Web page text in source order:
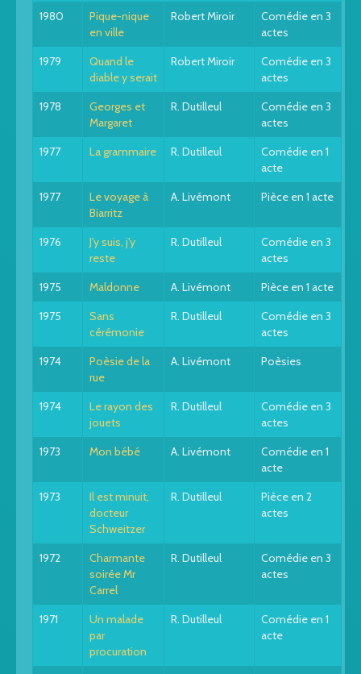
1980
Pique-nique
en ville
Robert Miroir
Comédie en 3
actes
1979
Quand le
diable y serait
Robert Miroir
Comédie en 3
actes
1978
Georges et
Margaret
R. Dutilleul
Comédie en 3
actes
1977
La grammaire R. Dutilleul
Comédie en 1
acte
1977
Le voyage à
Biarritz
A. Livémont Pièce en 1 acte
1976
J'y suis, j'y
reste
R. Dutilleul
Comédie en 3
actes
1975
Maldonne A. Livémont
Pièce en 1 acte
1975
Sans
cérémonie
R. Dutilleul
Comédie en 3
actes
1974
Poèsie de la
rue
A. Livémont Poèsies
1974
Le rayon des
jouets
R. Dutilleul
Comédie en 3
actes
1973
Mon bébé A. Livémont
Comédie en 1
acte
1973
Il est minuit,
docteur
Schweitzer
R. Dutilleul
Pièce en 2
actes
1972
Charmante
soirée Mr
Carrel
R. Dutilleul
Comédie en 3
actes
1971
Un malade
par
procuration
R. Dutilleul
Comédie en 1
acte